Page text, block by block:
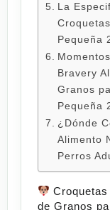
La
Pequeña
Bravery
Granos
Pequeña
¿Dónde
Alimento
Perros
de Granos